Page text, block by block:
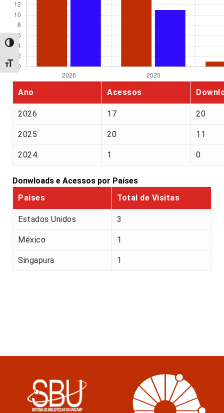
Alternar alto contraste
Alternar tamanho da fonte
Ano Acessos
2026 17 20
2025 20 11
2024 1 0
Donwloads e Acessos por Países
Países
Total de Visitas
Estados Unidos 3
México 1
Singapura 1